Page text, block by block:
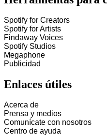
Spotify for Creators
Spotify for Artists
Findaway Voices
Spotify Studios
Megaphone
Publicidad
Enlaces útiles
Acerca de
Prensa y medios
Comunícate con nosotros
Centro de ayuda